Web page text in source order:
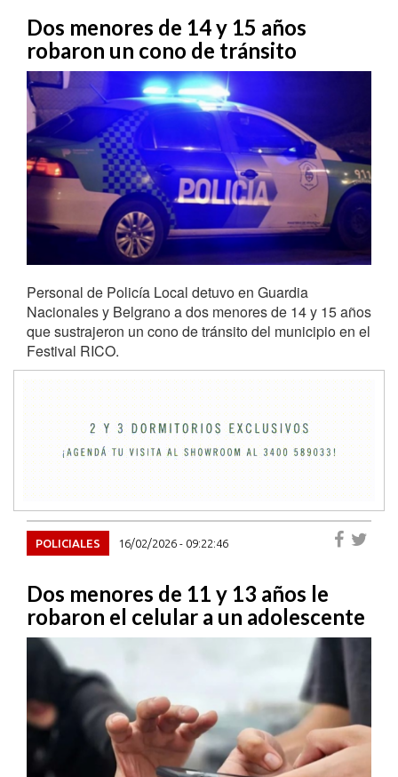
Dos menores de 14 y 15 años
robaron un cono de tránsito
Personal de Policía Local detuvo en Guardia
Nacionales y Belgrano a dos menores de 14 y 15 años
que sustrajeron un cono de tránsito del municipio en el
Festival RICO.
POLICIALES 16/02/2026 - 09:22:46
Dos menores de 11 y 13 años le
robaron el celular a un adolescente